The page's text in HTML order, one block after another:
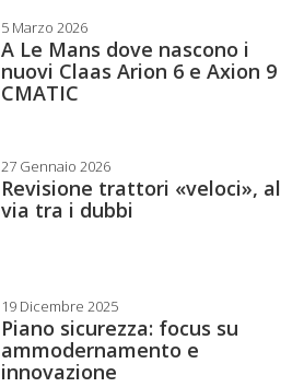
5 Marzo 2026
A Le Mans dove nascono i
nuovi Claas Arion 6 e Axion 9
CMATIC
27 Gennaio 2026
Revisione trattori «veloci», al
via tra i dubbi
19 Dicembre 2025
Piano sicurezza: focus su
ammodernamento e
innovazione